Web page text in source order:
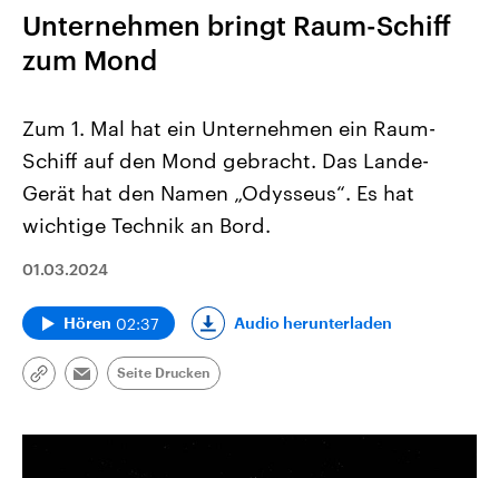
Unternehmen bringt Raum-Schiff
zum Mond
Zum 1. Mal hat ein Unternehmen ein Raum-
Schiff auf den Mond gebracht. Das Lande-
Gerät hat den Namen „Odysseus“. Es hat
wichtige Technik an Bord.
01.03.2024
Hören 02:37 Audio herunterladen
Link
Email
Seite Drucken